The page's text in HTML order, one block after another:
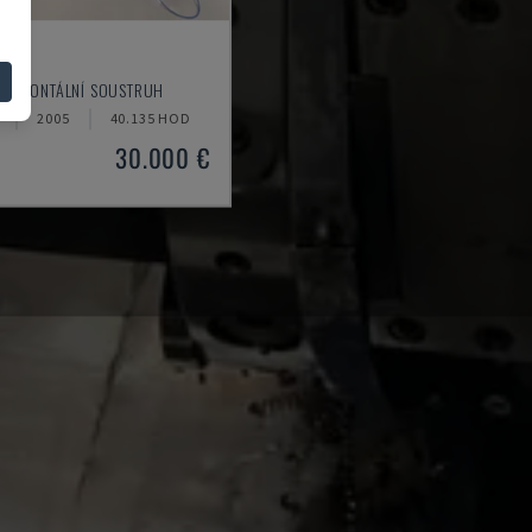
SOUSTRUH
2005 40.135 HOD
30.000 €